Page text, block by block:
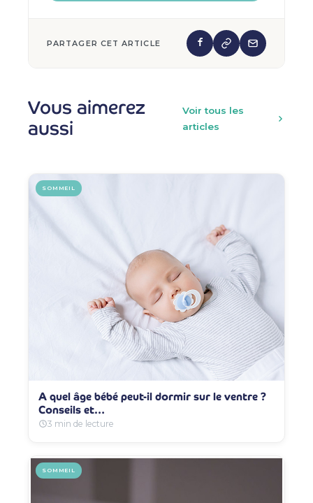
PARTAGER CET ARTICLE
Vous aimerez
aussi
Voir tous les
articles
SOMMEIL
A quel âge bébé peut-il dormir sur le ventre ?
Conseils et…
3 min de lecture
SOMMEIL